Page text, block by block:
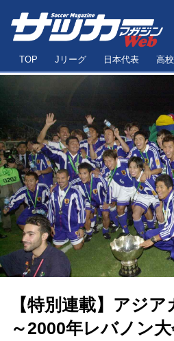
TOP Jリーグ 日本代表 高
【特別連載】アジ
～2000年レバノン